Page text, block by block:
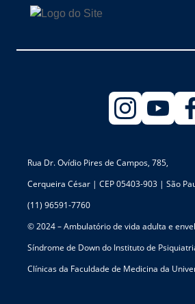
Rua Dr. Ovídio Pires de Campos, 785,
Cerqueira César | CEP 05403-903 | São
(11) 96591-7760
© 2024 – Ambulatório de vida adulta e
Síndrome de Down do Instituto de
Clínicas da Faculdade de Medicina da